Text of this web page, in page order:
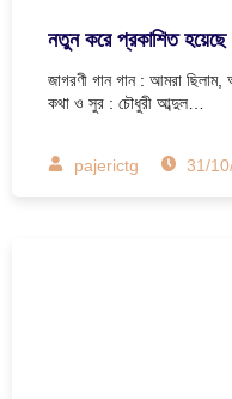
নতুন করে প্রকাশিত হয়েছে
জাগরণী গান গান : আমরা
কথা ও সুর : চৌধুরী আব্দুল…
pajerictg 31/